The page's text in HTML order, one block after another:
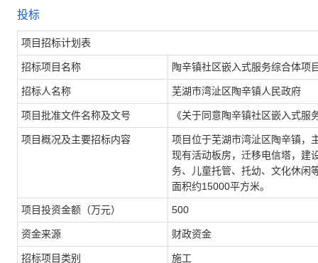
投标
项目招标计划表
招标项目名称 陶辛镇社区嵌入式服务综合体项
招标人名称 芜湖市湾沚区陶辛镇人民政府
项目批准文件名称及文号 《关于同意陶辛镇社区嵌入式
项目概况及主要招标内容
项目位于芜湖市湾沚区陶辛镇，
现有活动板房，迁移电信塔，建
务、儿童托管、托幼、文化休闲
面积约15000平方米。
项目投资金额（万元） 500
资金来源 财政资金
招标项目类别 施工